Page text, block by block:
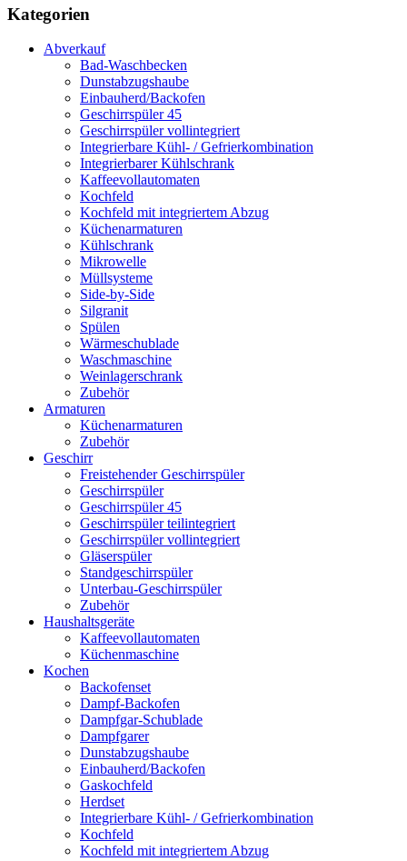
Kategorien
Abverkauf
Bad-Waschbecken
Dunstabzugshaube
Einbauherd/Backofen
Geschirrspüler 45
Geschirrspüler vollintegriert
Integrierbare Kühl- / Gefrierkombination
Integrierbarer Kühlschrank
Kaffeevollautomaten
Kochfeld
Kochfeld mit integriertem Abzug
Küchenarmaturen
Kühlschrank
Mikrowelle
Müllsysteme
Side-by-Side
Silgranit
Spülen
Wärmeschublade
Waschmaschine
Weinlagerschrank
Zubehör
Armaturen
Küchenarmaturen
Zubehör
Geschirr
Freistehender Geschirrspüler
Geschirrspüler
Geschirrspüler 45
Geschirrspüler teilintegriert
Geschirrspüler vollintegriert
Gläserspüler
Standgeschirrspüler
Unterbau-Geschirrspüler
Zubehör
Haushaltsgeräte
Kaffeevollautomaten
Küchenmaschine
Kochen
Backofenset
Dampf-Backofen
Dampfgar-Schublade
Dampfgarer
Dunstabzugshaube
Einbauherd/Backofen
Gaskochfeld
Herdset
Integrierbare Kühl- / Gefrierkombination
Kochfeld
Kochfeld mit integriertem Abzug